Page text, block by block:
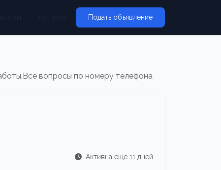
Подать объявление
вопросы по номеру телефона
Активна ещё 11 дней